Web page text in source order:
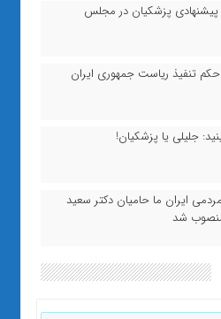
پیشنهادی پزشکیان در مجلس
تنفیذ ریاست جمهوری ایران
جلیلی یا پزشکیان!
ایران ما حامیان دکتر سعید
شد